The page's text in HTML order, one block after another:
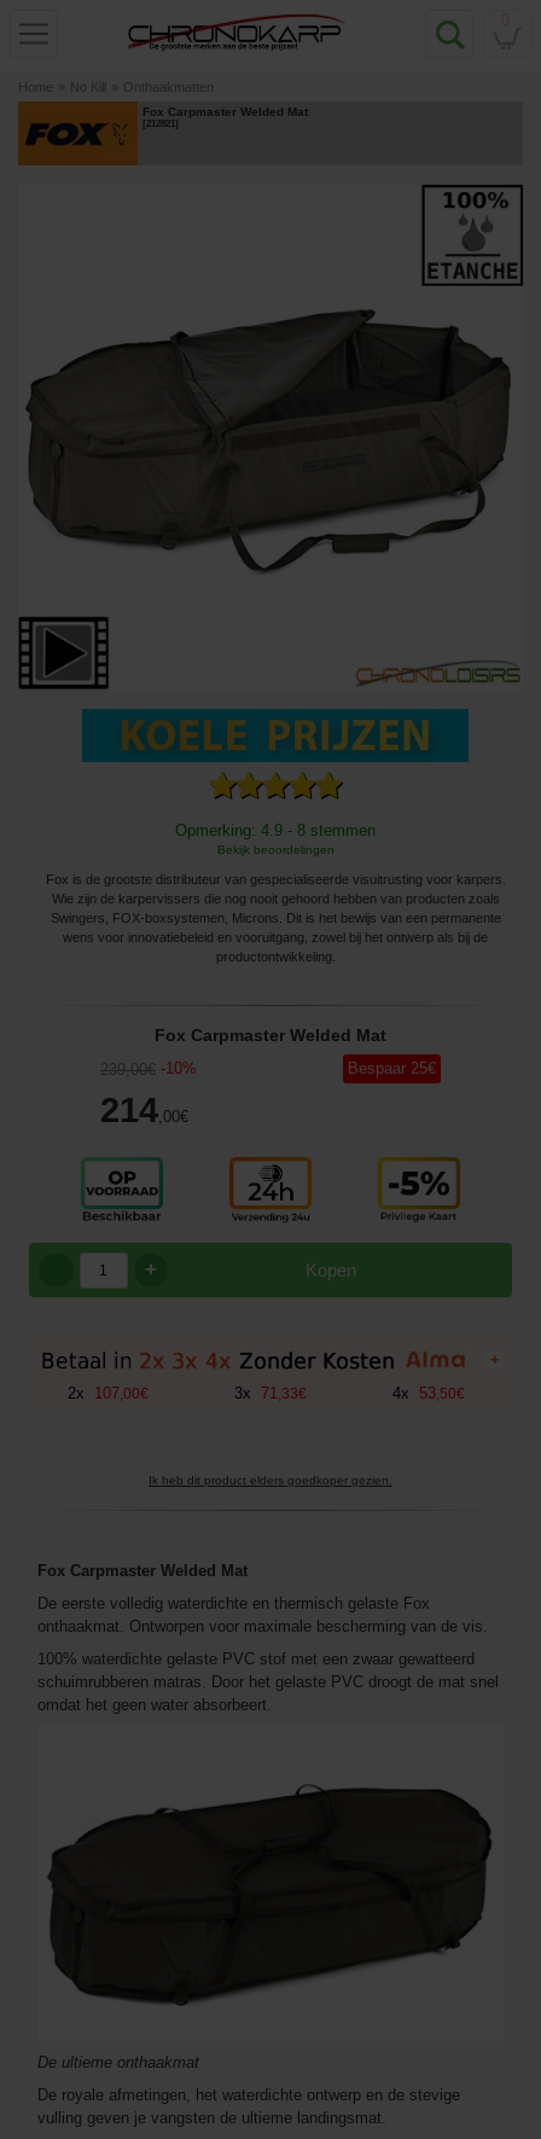
Home » No Kill » Onthaakmatten
Fox Carpmaster Welded Mat
[212821]
Opmerking: 4.9 - 8 stemmen
Bekijk beoordelingen
Fox is de grootste distributeur van gespecialiseerde visuitrusting voor karpers.
Wie zijn de karpervissers die nog nooit gehoord hebben van producten zoals
Swingers, FOX-boxsystemen, Microns. Dit is het bewijs van een permanente
wens voor innovatiebeleid en vooruitgang, zowel bij het ontwerp als bij de
productontwikkeling.
Fox Carpmaster Welded Mat
239,00€ -10%
214,00€
Bespaar 25€
Kopen
+
+
2x 107 00€ 3x 71 33€ 4x 53, 50€
Ik heb dit product elders goedkoper gezien.
Fox Carpmaster Welded Mat
De eerste volledig waterdichte en thermisch gelaste Fox
onthaakmat. Ontworpen voor maximale bescherming van de vis.
100% waterdichte gelaste PVC stof met een zwaar gewatteerd
schuimrubberen matras. Door het gelaste PVC droogt de mat snel
omdat het geen water absorbeert.
De ultieme onthaakmat
De royale afmetingen, het waterdichte ontwerp en de stevige
vulling geven je vangsten de ultieme landingsmat.